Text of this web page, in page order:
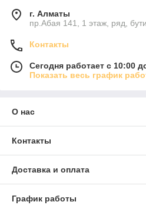
г. Алматы
пр.Абая 141, 1 этаж, ряд,
Контакты
Сегодня работает с 10:00
Показать весь график
О нас
Контакты
Доставка и оплата
График работы